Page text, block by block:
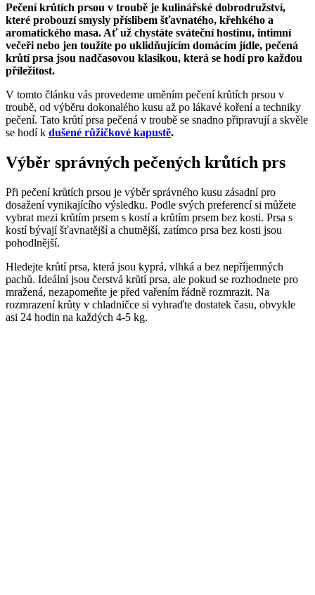
Pečení krůtích prsou v troubě je kulinářské dobrodružství,
které probouzí smysly příslibem šťavnatého, křehkého a
aromatického masa. Ať už chystáte sváteční hostinu, intimní
večeři nebo jen toužíte po uklidňujícím domácím jídle, pečená
krůtí prsa jsou nadčasovou klasikou, která se hodí pro každou
příležitost.
V tomto článku vás provedeme uměním pečení krůtích prsou v
troubě, od výběru dokonalého kusu až po lákavé koření a techniky
pečení. Tato krůtí prsa pečená v troubě se snadno připravují a skvěle
se hodí k dušené růžičkové kapustě.
Výběr správných pečených krůtích prs
Při pečení krůtích prsou je výběr správného kusu zásadní pro
dosažení vynikajícího výsledku. Podle svých preferencí si můžete
vybrat mezi krůtím prsem s kostí a krůtím prsem bez kosti. Prsa s
kostí bývají šťavnatější a chutnější, zatímco prsa bez kosti jsou
pohodlnější.
Hledejte krůtí prsa, která jsou kyprá, vlhká a bez nepříjemných
pachů. Ideální jsou čerstvá krůtí prsa, ale pokud se rozhodnete pro
mražená, nezapomeňte je před vařením řádně rozmrazit. Na
rozmrazení krůty v chladničce si vyhraďte dostatek času, obvykle
asi 24 hodin na každých 4-5 kg.